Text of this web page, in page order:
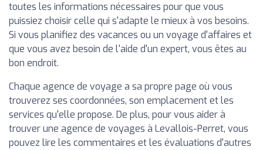
toutes les informations nécessaires pour que vous
puissiez choisir celle qui s'adapte le mieux à vos besoins.
Si vous planifiez des vacances ou un voyage d'affaires et
que vous avez besoin de l'aide d'un expert, vous êtes au
bon endroit.
Chaque agence de voyage a sa propre page où vous
trouverez ses coordonnées, son emplacement et les
services qu'elle propose. De plus, pour vous aider à
trouver une agence de voyages à Levallois-Perret, vous
pouvez lire les commentaires et les évaluations d'autres